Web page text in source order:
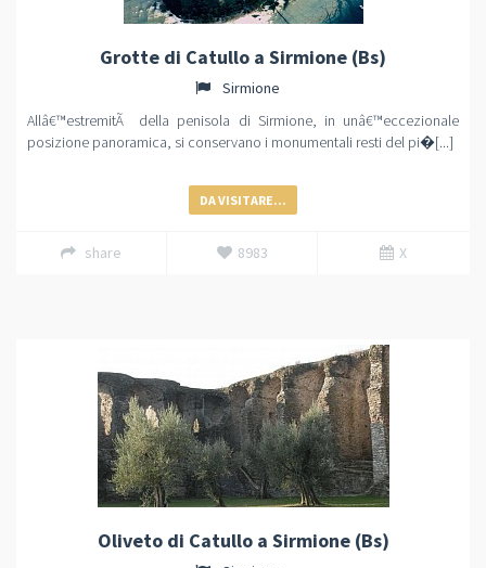
Grotte di Catullo a Sirmione (Bs)
Sirmione
Allâ€™estremitÃ della penisola di Sirmione, in unâ€™eccezionale
posizione panoramica, si conservano i monumentali resti del pi�[...]
DA VISITARE...
share 8983 X
Oliveto di Catullo a Sirmione (Bs)